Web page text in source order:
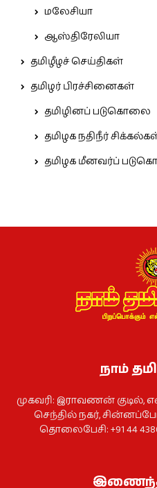
மலேசியா
ஆஸ்திரேலியா
தமிழீழச் செய்திகள்
தமிழர் பிரச்சினைகள்
தமிழினப் படுகொலை
தமிழக நதிநீர்
தமிழக மீனவர்ப்
நாம்
முகவரி: இராவணன்
செந்தில் நகர்,
தொலைபேசி: +91 44